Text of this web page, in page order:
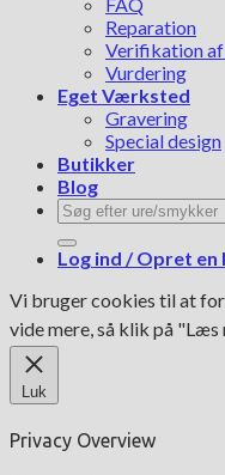
Reparation
Verifikation
Vurdering
Eget Værksted
Gravering
Special design
Butikker
Blog
Søg
efter:
Log ind / Opret
Vi bruger cookies til at
vide mere, så klik på "Læs
Luk
Privacy Overview